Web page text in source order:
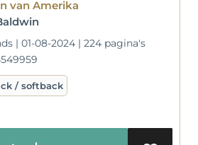
van Amerika
| 01-08-2024 | 224 pagina's
/ softback